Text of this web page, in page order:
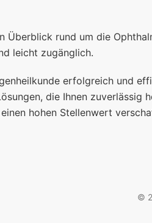
Überblick rund um die
leicht zugänglich.
erfolgreich und
die Ihnen zuverlässig
hohen Stellenwert
©